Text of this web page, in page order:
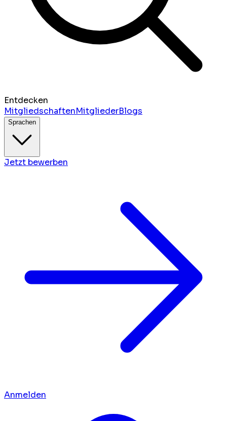
Entdecken
MitgliedschaftenMitgliederBlogs
Sprachen
Jetzt bewerben
Anmelden